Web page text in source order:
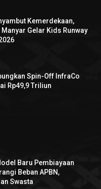
Kemerdekaan,
Gelar Kids Runway
Spin-Off InfraCo
Rp49,9 Triliun
Baru Pembiayaan
Beban APBN,
Swasta